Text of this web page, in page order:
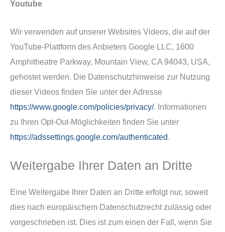
Youtube
Wir verwenden auf unserer Websites Videos, die auf der
YouTube-Plattform des Anbieters Google LLC, 1600
Amphitheatre Parkway, Mountain View, CA 94043, USA,
gehostet werden. Die Datenschutzhinweise zur Nutzung
dieser Videos finden Sie unter der Adresse
https://www.google.com/policies/privacy/. Informationen
zu Ihren Opt-Out-Möglichkeiten finden Sie unter
https://adssettings.google.com/authenticated.
Weitergabe Ihrer Daten an Dritte
Eine Weitergabe Ihrer Daten an Dritte erfolgt nur, soweit
dies nach europäischem Datenschutzrecht zulässig oder
vorgeschrieben ist. Dies ist zum einen der Fall, wenn Sie